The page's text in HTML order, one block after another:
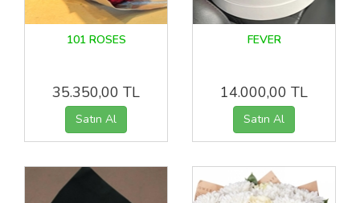
101 ROSES
35.350,00 TL
FEVER
14.000,00 TL